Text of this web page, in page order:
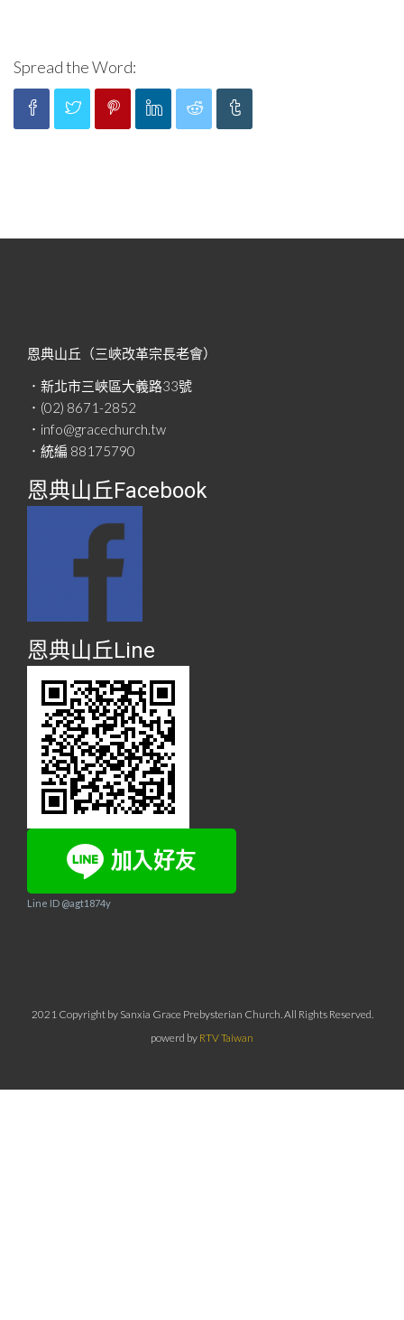
Spread the Word:
恩典山丘（三峽改革宗長老會）
．新北市三峽區大義路33號
．(02) 8671-2852
．info@gracechurch.tw
．統編 88175790
恩典山丘Facebook
恩典山丘Line
Line ID @agt1874y
2021 Copyright by Sanxia Grace Prebysterian Church. All Rights Reserved.
powerd by RTV Taiwan